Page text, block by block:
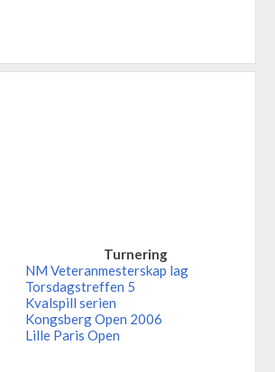
Turnering
NM Veteranmesterskap lag
Torsdagstreffen 5
Kvalspill serien
Kongsberg Open 2006
Lille Paris Open